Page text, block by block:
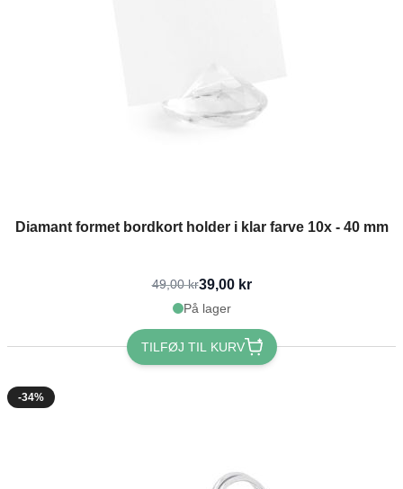
Diamant formet bordkort holder i klar farve 10x - 40 mm
49,00 kr39,00 kr
På lager
TILFØJ TIL KURV
-34%